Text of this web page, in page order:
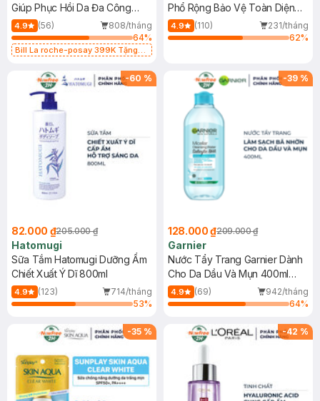
Giúp Phục Hồi Da Đa Công
Dụng 40ml
4.9 (56)
808/tháng
64%
Bill La roche-posay 399K Tặng
(SL có hạn)
Phổ Rộng Bảo Vệ Toàn Diện
40ml
4.9 (110)
231/tháng
62%
-60 %
82.000 ₫205.000 ₫
Hatomugi
Sữa Tắm Hatomugi Dưỡng Ẩm
Chiết Xuất Ý Dĩ 800ml
4.9 (123)
714/tháng
53%
-39 %
128.000 ₫209.000 ₫
Garnier
Nước Tẩy Trang Garnier Dành
Cho Da Dầu Và Mụn 400ml
(Mới)
4.9 (69)
942/tháng
64%
-35 % -42 %